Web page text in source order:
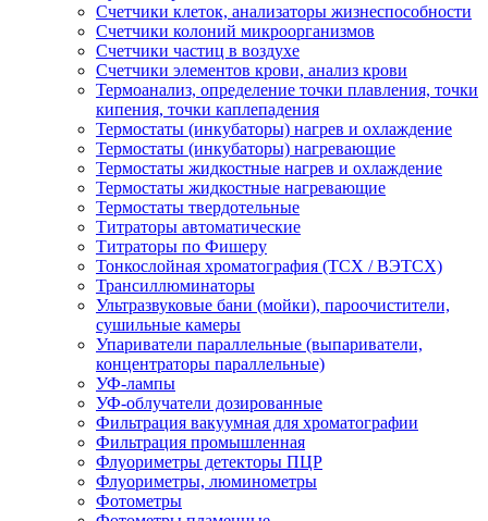
Счетчики клеток, анализаторы жизнеспособности
Счетчики колоний микроорганизмов
Счетчики частиц в воздухе
Счетчики элементов крови, анализ крови
Термоанализ, определение точки плавления, точки
кипения, точки каплепадения
Термостаты (инкубаторы) нагрев и охлаждение
Термостаты (инкубаторы) нагревающие
Термостаты жидкостные нагрев и охлаждение
Термостаты жидкостные нагревающие
Термостаты твердотельные
Титраторы автоматические
Титраторы по Фишеру
Тонкослойная хроматография (ТСХ / ВЭТСХ)
Трансиллюминаторы
Ультразвуковые бани (мойки), пароочистители,
сушильные камеры
Упариватели параллельные (выпариватели,
концентраторы параллельные)
УФ-лампы
УФ-облучатели дозированные
Фильтрация вакуумная для хроматографии
Фильтрация промышленная
Флуориметры детекторы ПЦР
Флуориметры, люминометры
Фотометры